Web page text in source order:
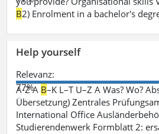
B2) Enrolment in a bachelor's
Help yourself
Relevanz:
77%
A-Z A B–K L–T U–Z A Was? Wo?
Übersetzung) Zentrales
International Office
Studierendenwerk Formblatt 2: